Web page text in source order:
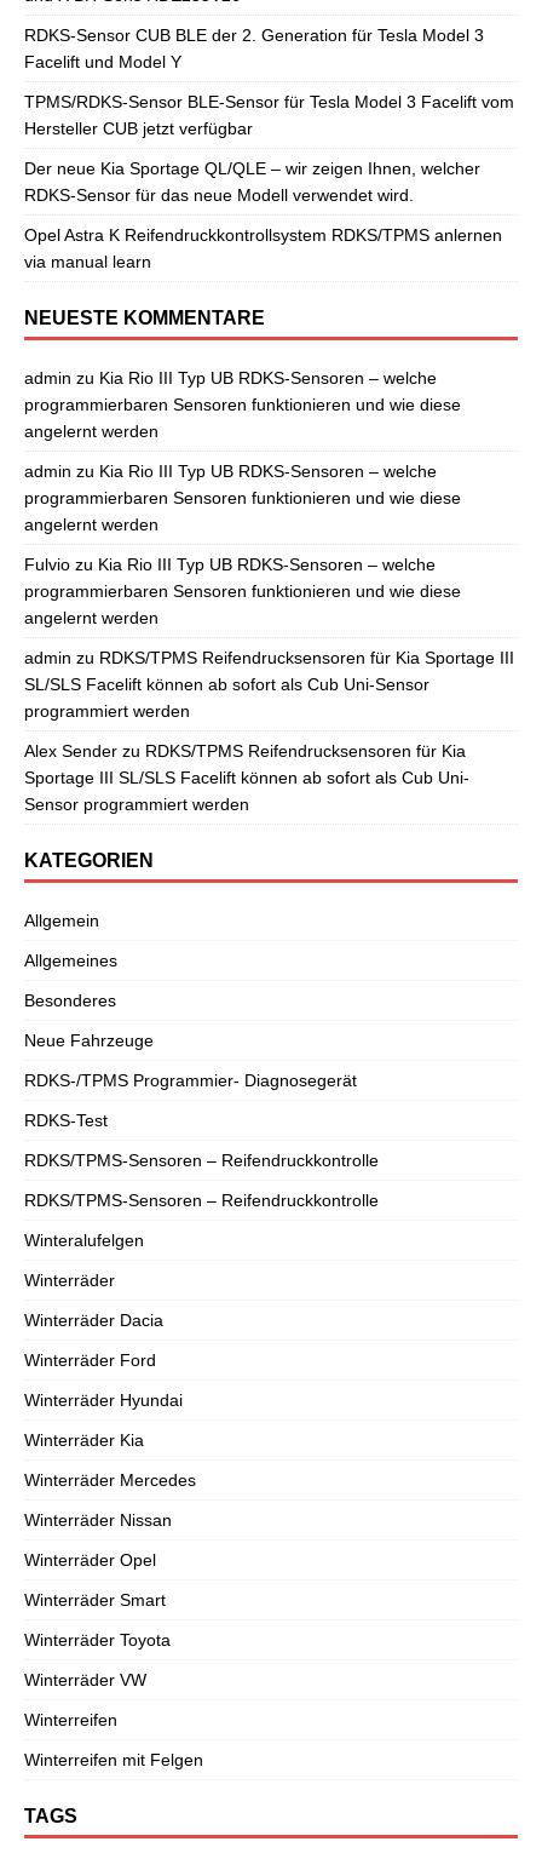
RDKS-Sensor CUB BLE der 2. Generation für Tesla Model 3
Facelift und Model Y
TPMS/RDKS-Sensor BLE-Sensor für Tesla Model 3 Facelift vom
Hersteller CUB jetzt verfügbar
Der neue Kia Sportage QL/QLE – wir zeigen Ihnen, welcher
RDKS-Sensor für das neue Modell verwendet wird.
Opel Astra K Reifendruckkontrollsystem RDKS/TPMS anlernen
via manual learn
NEUESTE KOMMENTARE
admin zu Kia Rio III Typ UB RDKS-Sensoren – welche
programmierbaren Sensoren funktionieren und wie diese
angelernt werden
admin zu Kia Rio III Typ UB RDKS-Sensoren – welche
programmierbaren Sensoren funktionieren und wie diese
angelernt werden
Fulvio zu Kia Rio III Typ UB RDKS-Sensoren – welche
programmierbaren Sensoren funktionieren und wie diese
angelernt werden
admin zu RDKS/TPMS Reifendrucksensoren für Kia Sportage III
SL/SLS Facelift können ab sofort als Cub Uni-Sensor
programmiert werden
Alex Sender zu RDKS/TPMS Reifendrucksensoren für Kia
Sportage III SL/SLS Facelift können ab sofort als Cub Uni-
Sensor programmiert werden
KATEGORIEN
Allgemein
Allgemeines
Besonderes
Neue Fahrzeuge
RDKS-/TPMS Programmier- Diagnosegerät
RDKS-Test
RDKS/TPMS-Sensoren – Reifendruckkontrolle
RDKS/TPMS-Sensoren – Reifendruckkontrolle
Winteralufelgen
Winterräder
Winterräder Dacia
Winterräder Ford
Winterräder Hyundai
Winterräder Kia
Winterräder Mercedes
Winterräder Nissan
Winterräder Opel
Winterräder Smart
Winterräder Toyota
Winterräder VW
Winterreifen
Winterreifen mit Felgen
TAGS